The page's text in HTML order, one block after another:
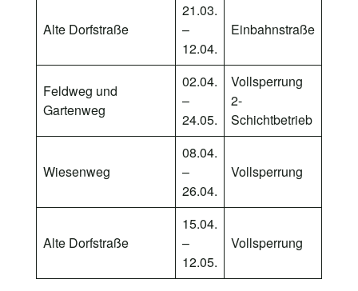
Alte Dorfstraße
21.03.
–
12.04.
Einbahnstraße
Feldweg und
Gartenweg
02.04.
–
24.05.
Vollsperrung
2-
Schichtbetrieb
Wiesenweg
08.04.
–
26.04.
Vollsperrung
Alte Dorfstraße
15.04.
–
12.05.
Vollsperrung